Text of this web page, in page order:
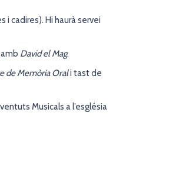
i cadires). Hi haurà servei
David el Mag.
de Memòria Orali tast de
Musicals a l’església